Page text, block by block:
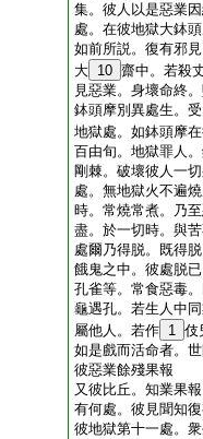
集。彼人以是惡業
處。在彼地獄大鉢
如前所説。復有邪
大 10 齋中。若殺
見惡業。身壞命終
鉢頭摩別異處生。
地獄處。如鉢頭摩
百由旬。地獄罪人
剛棘。破壞彼人一
處。無地獄火不遍
時。常燒常煮。乃
盡。於一切時。與
處爾乃得脱。既得
餓鬼之中。彼處脱
孔雀等。常食惡毒
龜遇孔。若生人中
屬他人。若作 1 伎
如是戲而活命者。
彼惡業餘殘果報
又彼比丘。知業果
有何處。彼見聞知
彼地獄第十一處。